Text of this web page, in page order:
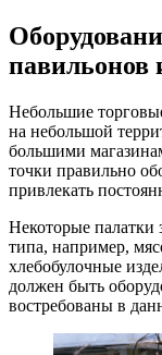
павильонов
Небольшие
на небольшой
большими
точки правильно
привлекать
Некоторые палатки
типа, например,
хлебобулочные
должен быть
востребованы в